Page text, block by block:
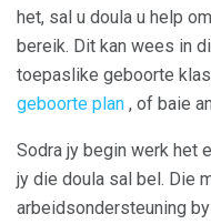
het, sal u doula u help
bereik. Dit kan wees in
toepaslike geboorte
geboorte plan , of baie
Sodra jy begin werk het
jy die doula sal bel. Die
arbeidsondersteuning